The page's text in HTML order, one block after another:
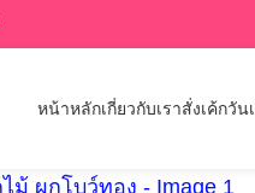
หน้าหลักเกี่ยวกับเราสั่งเค้กวัน